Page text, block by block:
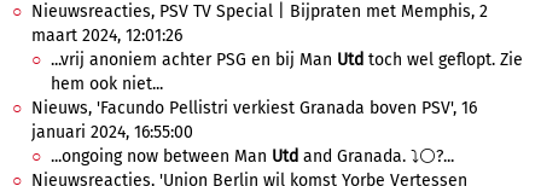
Nieuwsreacties, PSV TV Special | Bijpraten met Memphis, 2
maart 2024, 12:01:26
...vrij anoniem achter PSG en bij Man Utd toch wel geflopt. Zie
hem ook niet...
Nieuws, 'Facundo Pellistri verkiest Granada boven PSV', 16
januari 2024, 16:55:00
...ongoing now between Man Utd and Granada. ⤵️⚪️?...
Nieuwsreacties, 'Union Berlin wil komst Yorbe Vertessen